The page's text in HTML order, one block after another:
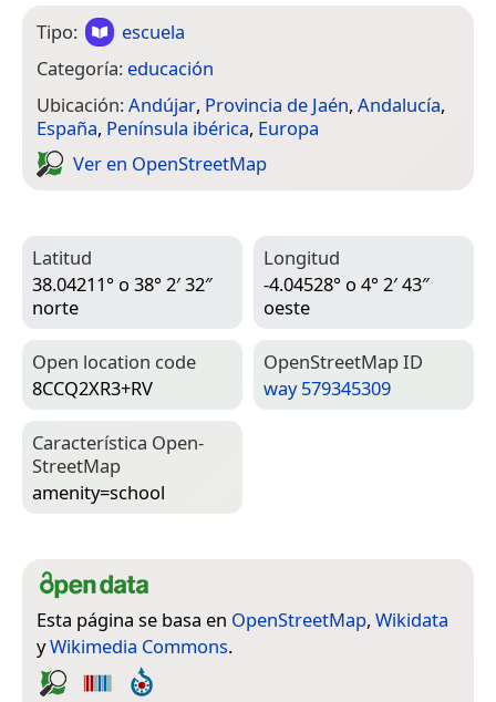
Tipo:
escuela
Categoría: educación
Ubicación:Andújar, Provincia de Jaén, Andalucía,
España, Península ibérica, Europa
Ver en Open­Street­Map
Latitud
38.04211° o 38° 2′ 32″
norte
Longitud
-4.04528° o 4° 2′ 43″
oeste
Open location code
8CCQ2XR3+RV
Open­Street­Map ID
way 579345309
Característica Open­
Street­Map
amenity=­school
Esta página se basa en OpenStreetMap, Wikidata
yWikimedia Commons.